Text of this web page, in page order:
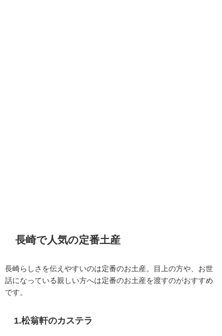
長崎で人気の定番土産
長崎らしさを伝えやすいのは定番のお土産。目上の方や、お世
話になっている親しい方へは定番のお土産を渡すのがおすすめ
です。
1.松翁軒のカステラ